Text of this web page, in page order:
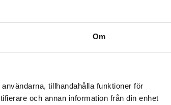
Om
tillhandahålla funktioner för
och annan information från din enhet